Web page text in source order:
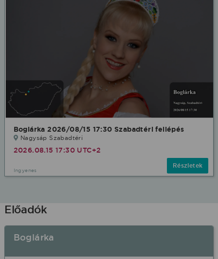
Boglárka 2026/08/15 17:30 Szabadtéri fellépés
Nagysáp Szabadtéri
2026.08.15 17:30 UTC+2
Ingyenes
Részletek
Előadók
Boglárka